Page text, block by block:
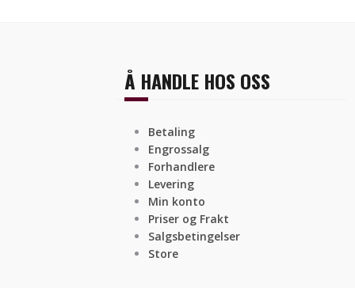
Å HANDLE HOS OSS
Betaling
Engrossalg
Forhandlere
Levering
Min konto
Priser og Frakt
Salgsbetingelser
Store